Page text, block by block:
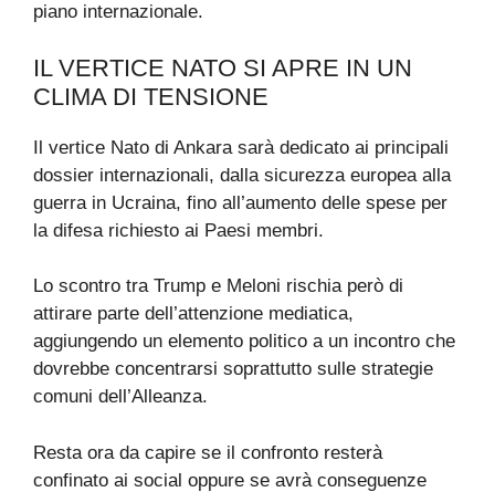
piano internazionale.
IL VERTICE NATO SI APRE IN UN
CLIMA DI TENSIONE
Il vertice Nato di Ankara sarà dedicato ai principali
dossier internazionali, dalla sicurezza europea alla
guerra in Ucraina, fino all’aumento delle spese per
la difesa richiesto ai Paesi membri.
Lo scontro tra Trump e Meloni rischia però di
attirare parte dell’attenzione mediatica,
aggiungendo un elemento politico a un incontro che
dovrebbe concentrarsi soprattutto sulle strategie
comuni dell’Alleanza.
Resta ora da capire se il confronto resterà
confinato ai social oppure se avrà conseguenze